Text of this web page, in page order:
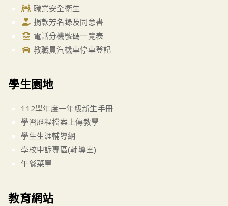
職業安全衛生
捐款芳名錄及同意書
電話分機號碼一覽表
教職員汽機車停車登記
學生園地
112學年度一年級新生手冊
學習歷程檔案上傳教學
學生生涯輔導網
學校申訴專區(輔導室)
午餐菜單
教育網站